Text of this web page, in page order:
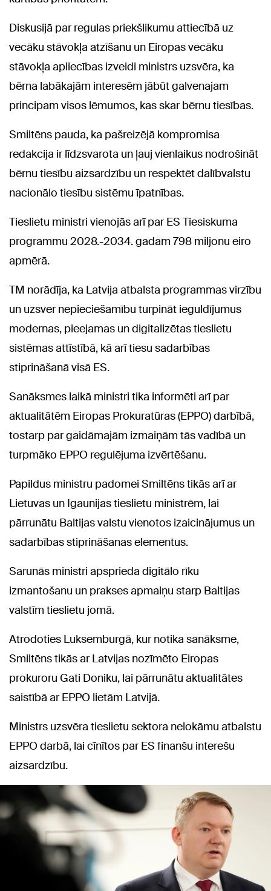
Diskusijā par regulas priekšlikumu attiecībā uz
vecāku stāvokļa atzīšanu un Eiropas vecāku
stāvokļa apliecības izveidi ministrs uzsvēra, ka
bērna labākajām interesēm jābūt galvenajam
principam visos lēmumos, kas skar bērnu tiesības.
Smiltēns pauda, ka pašreizējā kompromisa
redakcija ir līdzsvarota un ļauj vienlaikus nodrošināt
bērnu tiesību aizsardzību un respektēt dalībvalstu
nacionālo tiesību sistēmu īpatnības.
Tieslietu ministri vienojās arī par ES Tiesiskuma
programmu 2028.-2034. gadam 798 miljonu eiro
apmērā.
TM norādīja, ka Latvija atbalsta programmas virzību
un uzsver nepieciešamību turpināt ieguldījumus
modernas, pieejamas un digitalizētas tieslietu
sistēmas attīstībā, kā arī tiesu sadarbības
stiprināšanā visā ES.
Sanāksmes laikā ministri tika informēti arī par
aktualitātēm Eiropas Prokuratūras (EPPO) darbībā,
tostarp par gaidāmajām izmaiņām tās vadībā un
turpmāko EPPO regulējuma izvērtēšanu.
Papildus ministru padomei Smiltēns tikās arī ar
Lietuvas un Igaunijas tieslietu ministrēm, lai
pārrunātu Baltijas valstu vienotos izaicinājumus un
sadarbības stiprināšanas elementus.
Sarunās ministri apsprieda digitālo rīku
izmantošanu un prakses apmaiņu starp Baltijas
valstīm tieslietu jomā.
Atrodoties Luksemburgā, kur notika sanāksme,
Smiltēns tikās ar Latvijas nozīmēto Eiropas
prokuroru Gati Doniku, lai pārrunātu aktualitātes
saistībā ar EPPO lietām Latvijā.
Ministrs uzsvēra tieslietu sektora nelokāmu atbalstu
EPPO darbā, lai cīnītos par ES finanšu interešu
aizsardzību.